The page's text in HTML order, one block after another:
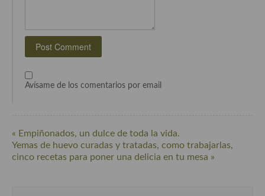
Avísame de los comentarios por email
« Empiñonados, un dulce de toda la vida.
Yemas de huevo curadas y tratadas, como trabajarlas,
cinco recetas para poner una delicia en tu mesa »